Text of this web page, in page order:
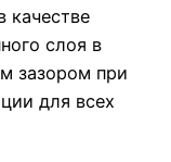
качестве
слоя в
зазором при
для всех